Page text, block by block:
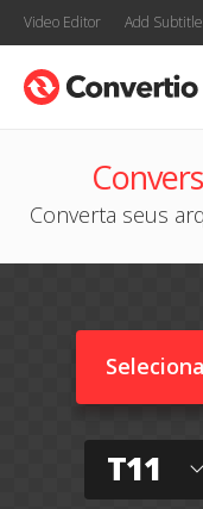
Video Editor Add
Converta seus
T11